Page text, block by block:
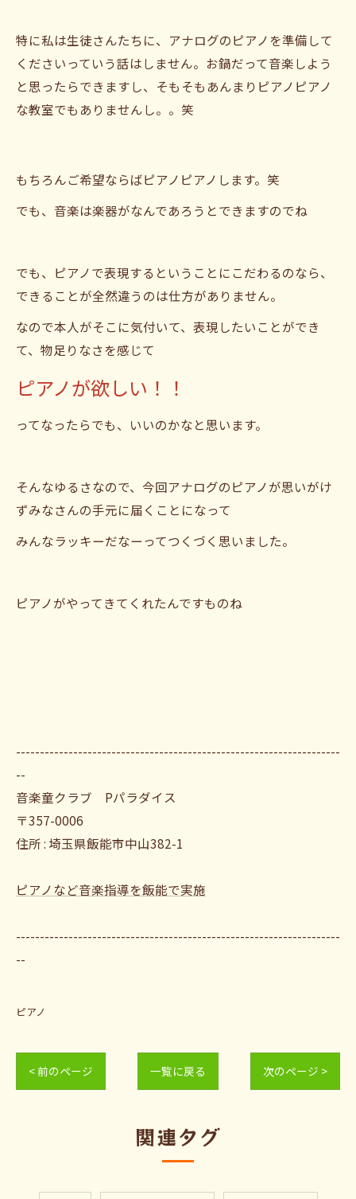
特に私は生徒さんたちに、アナログのピアノを準備して
くださいっていう話はしません。お鍋だって音楽しよう
と思ったらできますし、そもそもあんまりピアノピアノ
な教室でもありませんし。。笑
もちろんご希望ならばピアノピアノします。笑
でも、音楽は楽器がなんであろうとできますのでね
でも、ピアノで表現するということにこだわるのなら、
できることが全然違うのは仕方がありません。
なので本人がそこに気付いて、表現したいことができ
て、物足りなさを感じて
ピアノが欲しい！！
ってなったらでも、いいのかなと思います。
そんなゆるさなので、今回アナログのピアノが思いがけ
ずみなさんの手元に届くことになって
みんなラッキーだなーってつくづく思いました。
ピアノがやってきてくれたんですものね
--------------------------------------------------------------------
--
音楽童クラブ Pパラダイス
〒357-0006
住所 : 埼玉県飯能市中山382-1
ピアノなど音楽指導を飯能で実施
--------------------------------------------------------------------
--
ピアノ
< 前のページ 一覧に戻る 次のページ >
関連タグ